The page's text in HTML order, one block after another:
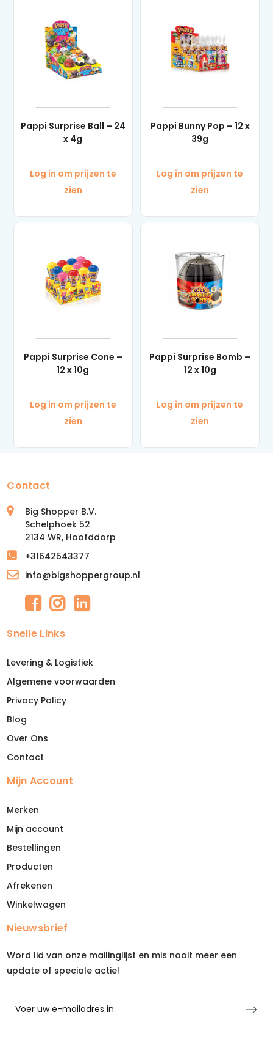
Pappi Surprise Ball – 24
x 4g
Log in om prijzen te
zien
Pappi Bunny Pop – 12 x
39g
Log in om prijzen te
zien
Pappi Surprise Cone –
12 x 10g
Log in om prijzen te
zien
Pappi Surprise Bomb –
12 x 10g
Log in om prijzen te
zien
Contact
Big Shopper B.V.
Schelphoek 52
2134 WR, Hoofddorp
+31642543377
info@bigshoppergroup.nl
Snelle Links
Levering & Logistiek
Algemene voorwaarden
Privacy Policy
Blog
Over Ons
Contact
Mijn Account
Merken
Mijn account
Bestellingen
Producten
Afrekenen
Winkelwagen
Nieuwsbrief
Word lid van onze mailinglijst en mis nooit meer een
update of speciale actie!